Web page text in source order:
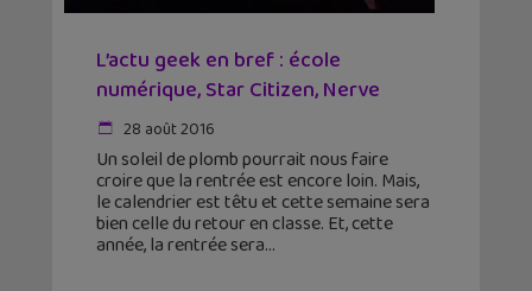
L’actu geek en bref : école
numérique, Star Citizen, Nerve
28 août 2016
Un soleil de plomb pourrait nous faire
croire que la rentrée est encore loin. Mais,
le calendrier est têtu et cette semaine sera
bien celle du retour en classe. Et, cette
année, la rentrée sera